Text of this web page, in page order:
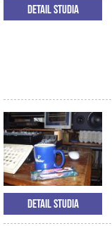
Detail studia
Detail studia